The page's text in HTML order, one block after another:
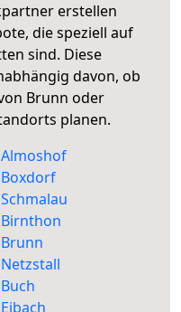
erstellen
die speziell auf
sind. Diese
davon, ob
Brunn oder
planen.